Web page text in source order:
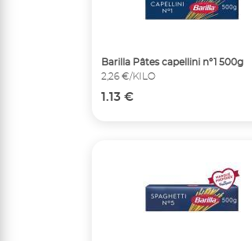
Barilla Pâtes capellini n°1 500g
2,26 €/KILO
1.13 €